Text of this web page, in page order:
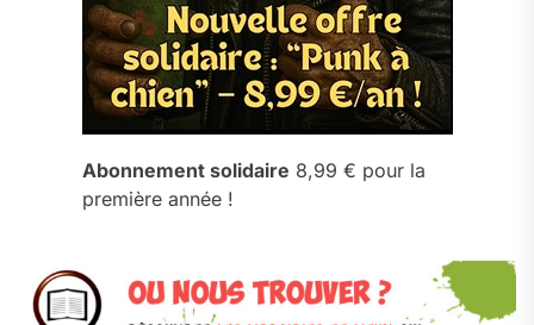
Abonnement solidaire 8,99 € pour la
première année !